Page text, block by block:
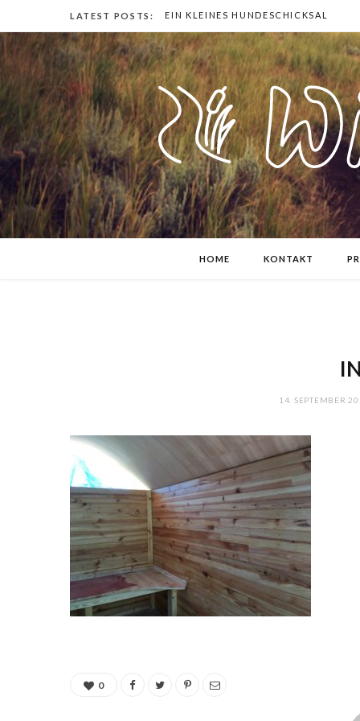
LATEST POSTS: EIN KLEINES HUNDESCHICKSAL
HOME KONTAKT
14. SEPTEMBER
0